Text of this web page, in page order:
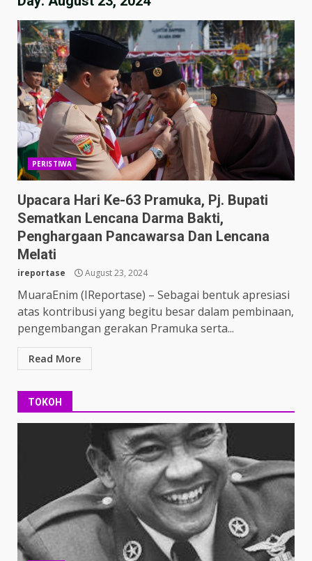
PERISTIWA
Upacara Hari Ke-63 Pramuka, Pj. Bupati
Sematkan Lencana Darma Bakti,
Penghargaan Pancawarsa Dan Lencana
Melati
ireportase August 23, 2024
MuaraEnim (IReportase) – Sebagai bentuk apresiasi
atas kontribusi yang begitu besar dalam pembinaan,
pengembangan gerakan Pramuka serta...
Read More
TOKOH